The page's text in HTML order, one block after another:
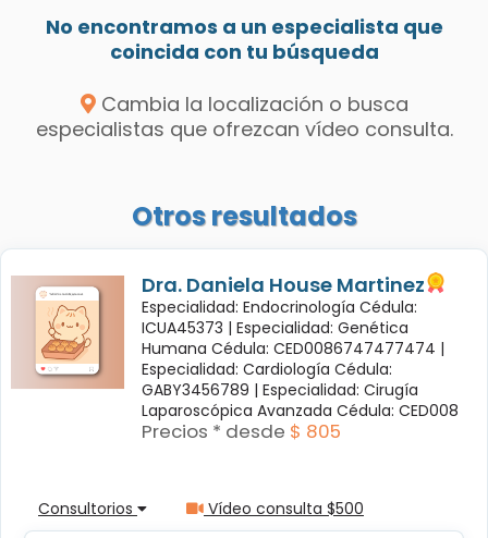
No encontramos a un especialista que
coincida con tu búsqueda
Cambia la localización o busca
especialistas que ofrezcan vídeo consulta.
Otros resultados
Dra. Daniela House Martinez
Especialidad: Endocrinología Cédula:
ICUA45373 | Especialidad: Genética
Humana Cédula: CED0086747477474 |
Especialidad: Cardiología Cédula:
GABY3456789 | Especialidad: Cirugía
Laparoscópica Avanzada Cédula: CED008
Precios * desde $ 805
Consultorios Vídeo consulta $500